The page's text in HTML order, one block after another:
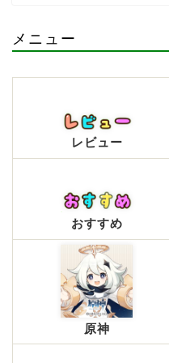
メニュー
レビュー
おすすめ
原神